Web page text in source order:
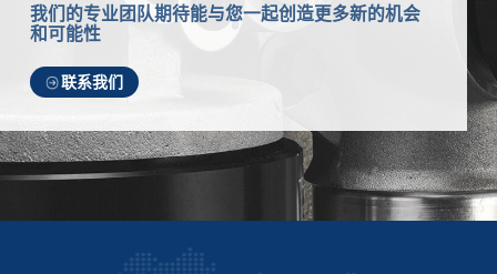
我们的专业团队期待能与您一起创造更多新的机会
和可能性
联系我们